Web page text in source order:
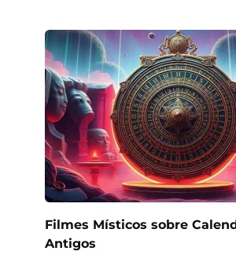
Filmes Místicos sobre
Antigos